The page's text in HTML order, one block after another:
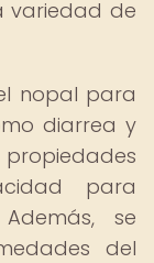
variedad de
nopal para
diarrea y
para
se
del